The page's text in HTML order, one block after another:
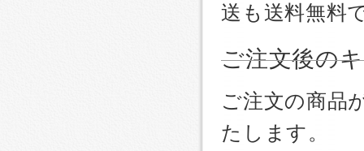
送も送料無料
ご注文後の
ご注文の商品
たします。